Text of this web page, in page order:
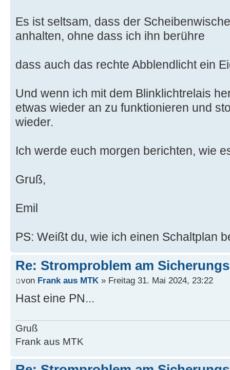
Es ist seltsam, dass der
anhalten, ohne dass ich ihn berühre
dass auch das rechte Abblendlicht ein
Und wenn ich mit dem Blinklichtrelais
etwas wieder an zu funktionieren und
wieder.
Ich werde euch morgen berichten, wie
Gruß,
Emil
PS: Weißt du, wie ich einen Schaltplan
Re: Stromproblem am
von Frank aus MTK » Freitag 31. Mai 2024, 23:22
Hast eine PN...
Gruß
Frank aus MTK